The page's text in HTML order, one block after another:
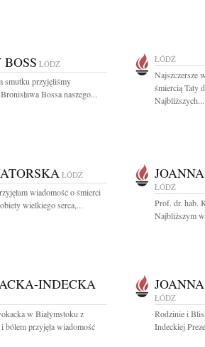
ŁÓDŹ
smutku przyjęliśmy
Bossa naszego...
ŁÓDŹ
Najszczersze
śmiercią Taty
Najbliższych...
ŁÓDŹ
wiadomość o śmierci
wielkiego serca,...
ŁÓDŹ
Prof. dr. hab.
Najbliższym
INDECKA
w Białymstoku z
bólem przyjęła wiadomość
ŁÓDŹ
Rodzinie i
Indeckiej